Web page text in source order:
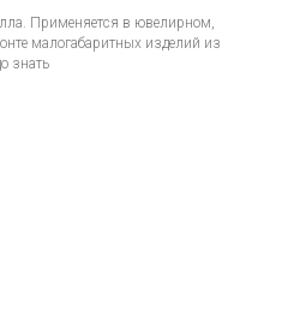
Применяется в ювелирном,
малогабаритных изделий из
знать